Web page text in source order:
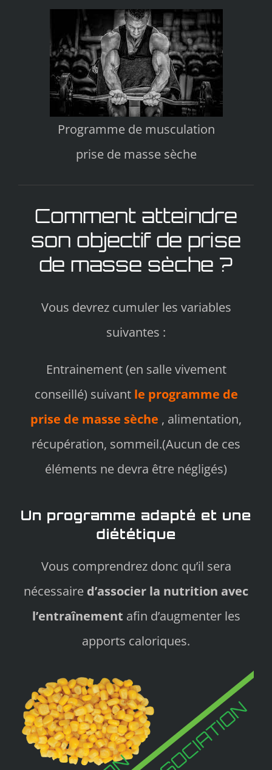
Programme de musculation
prise de masse sèche
Comment atteindre
son objectif de prise
de masse sèche ?
Vous devrez cumuler les variables
suivantes :
Entrainement (en salle vivement
conseillé) suivant le programme de
prise de masse sèche , alimentation,
récupération, sommeil.(Aucun de ces
éléments ne devra être négligés)
Un programme adapté et une
diététique
Vous comprendrez donc qu’il sera
nécessaire d’associer la nutrition avec
l’entraînement afin d’augmenter les
apports caloriques.